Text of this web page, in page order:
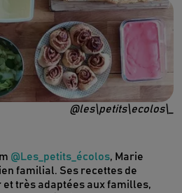
@les\petits\ecolos\_
@Les_petits_écolos, Marie
familial. Ses recettes de
très adaptées aux familles,